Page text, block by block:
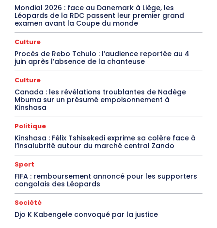
Mondial 2026 : face au Danemark à Liège, les
Léopards de la RDC passent leur premier grand
examen avant la Coupe du monde
Culture
Procès de Rebo Tchulo : l’audience reportée au 4
juin après l’absence de la chanteuse
Culture
Canada : les révélations troublantes de Nadège
Mbuma sur un présumé empoisonnement à
Kinshasa
Politique
Kinshasa : Félix Tshisekedi exprime sa colère face à
l’insalubrité autour du marché central Zando
Sport
FIFA : remboursement annoncé pour les supporters
congolais des Léopards
Société
Djo K Kabengele convoqué par la justice